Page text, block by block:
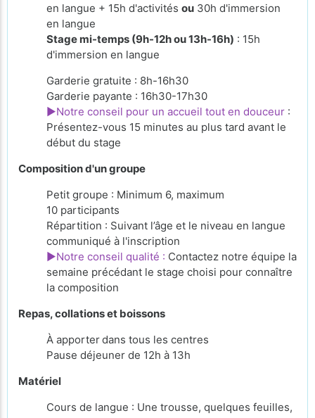
en langue + 15h d'activités ou 30h d'immersion
en langue
Stage mi-temps (9h-12h ou 13h-16h) : 15h
d'immersion en langue
Garderie gratuite : 8h-16h30
Garderie payante : 16h30-17h30
►Notre conseil pour un accueil tout en douceur :
Présentez-vous 15 minutes au plus tard avant le
début du stage
Composition d'un groupe
Petit groupe : Minimum 6, maximum
10 participants
Répartition : Suivant l’âge et le niveau en langue
communiqué à l'inscription
►Notre conseil qualité : Contactez notre équipe la
semaine précédant le stage choisi pour connaître
la composition
Repas, collations et boissons
À apporterdans tous les centres
Pause déjeuner de 12h à 13h
Matériel
Cours de langue : Une trousse, quelques feuilles,